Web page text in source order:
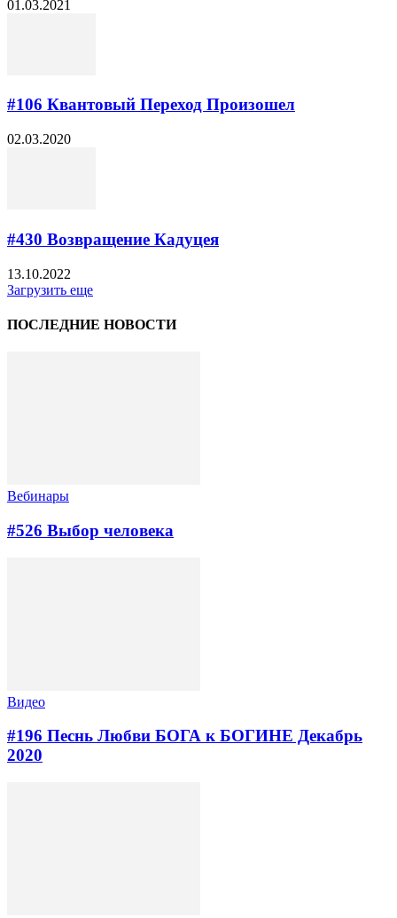
01.03.2021
#106 Квантовый Переход Произошел
02.03.2020
#430 Возвращение Кадуцея
13.10.2022
Загрузить еще
ПОСЛЕДНИЕ НОВОСТИ
Вебинары
#526 Выбор человека
Видео
#196 Песнь Любви БОГА к БОГИНЕ Декабрь
2020